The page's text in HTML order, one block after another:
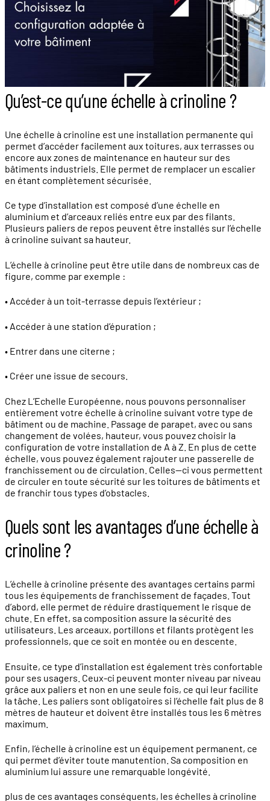
Qu’est-ce qu’une échelle à crinoline ?
Une échelle à crinoline est une installation permanente qui
permet d’accéder facilement aux toitures, aux terrasses ou
encore aux zones de maintenance en hauteur sur des
bâtiments industriels. Elle permet de remplacer un escalier
en étant complètement sécurisée.
Ce type d’installation est composé d’une échelle en
aluminium et d’arceaux reliés entre eux par des filants.
Plusieurs paliers de repos peuvent être installés sur l’échelle
à crinoline suivant sa hauteur.
L’échelle à crinoline peut être utile dans de nombreux cas de
figure, comme par exemple :
• Accéder à un toit-terrasse depuis l’extérieur ;
• Accéder à une station d’épuration ;
• Entrer dans une citerne ;
• Créer une issue de secours.
Chez L’Echelle Européenne, nous pouvons personnaliser
entièrement votre échelle à crinoline suivant votre type de
bâtiment ou de machine. Passage de parapet, avec ou sans
changement de volées, hauteur, vous pouvez choisir la
configuration de votre installation de A à Z. En plus de cette
échelle, vous pouvez également rajouter une passerelle de
franchissement ou de circulation. Celles—ci vous permettent
de circuler en toute sécurité sur les toitures de bâtiments et
de franchir tous types d’obstacles.
Quels sont les avantages d’une échelle à
crinoline ?
L’échelle à crinoline présente des avantages certains parmi
tous les équipements de franchissement de façades. Tout
d’abord, elle permet de réduire drastiquement le risque de
chute. En effet, sa composition assure la sécurité des
utilisateurs. Les arceaux, portillons et filants protègent les
professionnels, que ce soit en montée ou en descente.
Ensuite, ce type d’installation est également très confortable
pour ses usagers. Ceux-ci peuvent monter niveau par niveau
grâce aux paliers et non en une seule fois, ce qui leur facilite
la tâche. Les paliers sont obligatoires si l’échelle fait plus de 8
mètres de hauteur et doivent être installés tous les 6 mètres
maximum.
Enfin, l’échelle à crinoline est un équipement permanent, ce
qui permet d’éviter toute manutention. Sa composition en
aluminium lui assure une remarquable longévité.
plus de ces avantages conséquents, les échelles à crinoline